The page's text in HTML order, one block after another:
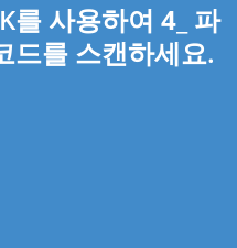
를 사용하여 4 _ 파
드를 스캔하세요.